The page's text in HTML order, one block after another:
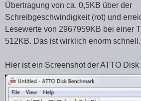
Übertragung von ca. 0,5KB über der
Schreibgeschwindigkeit (rot) und
Lesewerte von 2967959KB bei einer
512KB. Das ist wirklich enorm schnell.
Hier ist ein Screenshot der ATTO